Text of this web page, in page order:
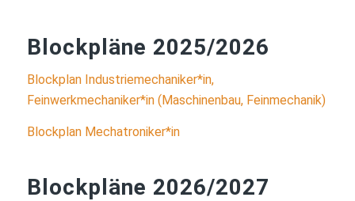
Blockpläne 2025/2026
Blockplan Industriemechaniker*in,
Feinwerkmechaniker*in (Maschinenbau, Feinmechanik)
Blockplan Mechatroniker*in
Blockpläne 2026/2027